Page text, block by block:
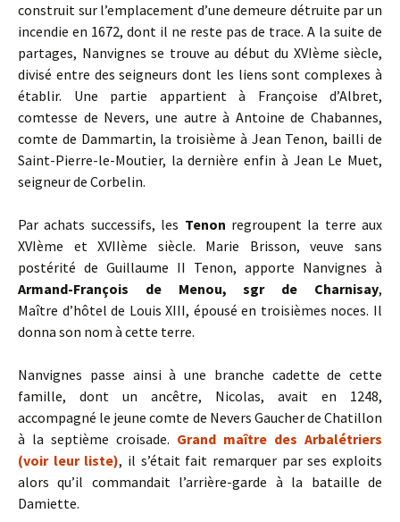
construit sur l’emplacement d’une demeure détruite par un
incendie en 1672, dont il ne reste pas de trace. A la suite de
partages, Nanvignes se trouve au début du XVIème siècle,
divisé entre des seigneurs dont les liens sont complexes à
établir. Une partie appartient à Françoise d’Albret,
comtesse de Nevers, une autre à Antoine de Chabannes,
comte de Dammartin, la troisième à Jean Tenon, bailli de
Saint-Pierre-le-Moutier, la dernière enfin à Jean Le Muet,
seigneur de Corbelin.
Par achats successifs, les Tenon regroupent la terre aux
XVIème et XVIIème siècle. Marie Brisson, veuve sans
postérité de Guillaume II Tenon, apporte Nanvignes à
Armand-François de Menou, sgr de Charnisay,
Maître d’hôtel de Louis XIII, épousé en troisièmes noces. Il
donna son nom à cette terre.
Nanvignes passe ainsi à une branche cadette de cette
famille, dont un ancêtre, Nicolas, avait en 1248,
accompagné le jeune comte de Nevers Gaucher de Chatillon
à la septième croisade. Grand maître des Arbalétriers
(voir leur liste), il s’était fait remarquer par ses exploits
alors qu’il commandait l’arrière-garde à la bataille de
Damiette.